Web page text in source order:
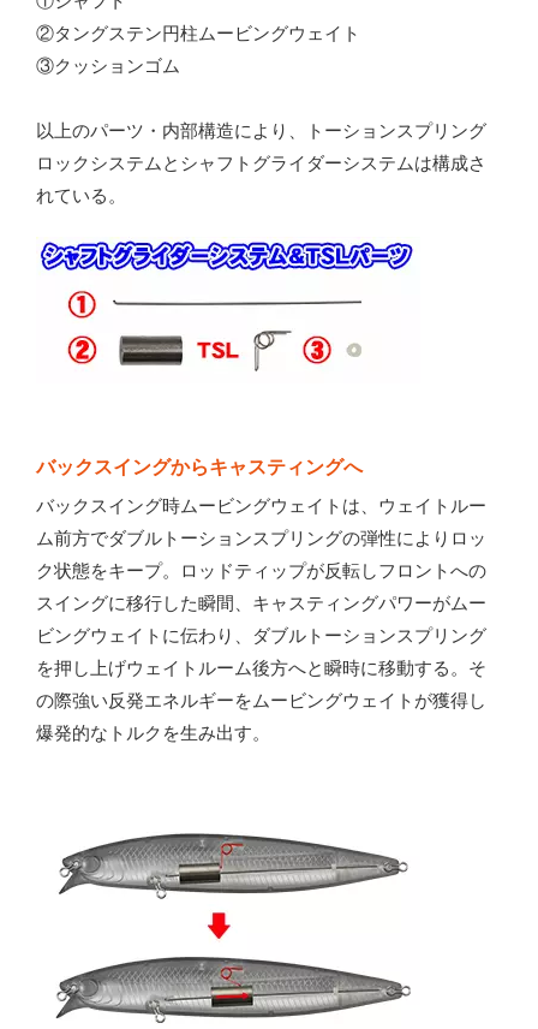
②タングステン円柱ムービングウェイト
③クッションゴム
以上のパーツ・内部構造により、トーションスプリング
ロックシステムとシャフトグライダーシステムは構成さ
れている。
バックスイングからキャスティングへ
バックスイング時ムービングウェイトは、ウェイトルー
ム前方でダブルトーションスプリングの弾性によりロッ
ク状態をキープ。ロッドティップが反転しフロントへの
スイングに移行した瞬間、キャスティングパワーがムー
ビングウェイトに伝わり、ダブルトーションスプリング
を押し上げウェイトルーム後方へと瞬時に移動する。そ
の際強い反発エネルギーをムービングウェイトが獲得し
爆発的なトルクを生み出す。